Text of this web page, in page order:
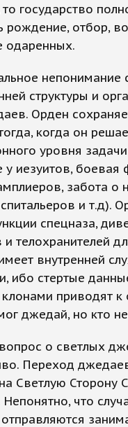
то государство
рождение, отбор,
одаренных.
непонимание
структуры и
Орден
когда он
уровня
у иезуитов, боевая
забота о
и т.д).
спецназа,
и телохранителей
внутренней
ибо стертые
клонами приводят
джедай, но кто
о светлых
Переход
Светлую Сторону
что